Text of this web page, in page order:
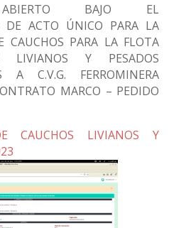
ABIERTO BAJO EL
DE ACTO ÚNICO PARA LA
CAUCHOS PARA LA FLOTA
LIVIANOS Y PESADOS
A C.V.G. FERROMINERA
MARCO – PEDIDO
CAUCHOS LIVIANOS Y